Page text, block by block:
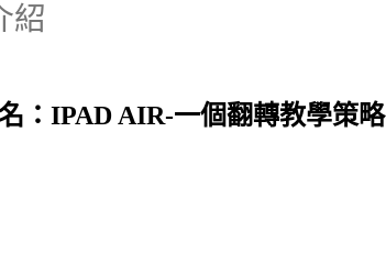
紹
：IPAD AIR-一個翻轉教學策略